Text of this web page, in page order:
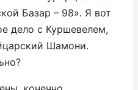
Базар – 98». Я вот
дело с Куршевелем,
Шамони.